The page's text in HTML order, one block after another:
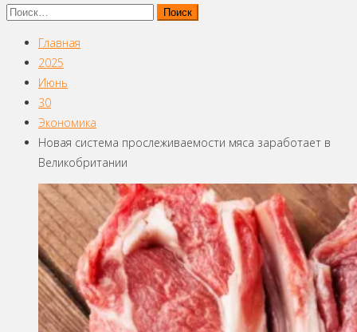
Найти:
Главная
2025
Июнь
30
Экономика
Новая система прослеживаемости мяса заработает в
Великобритании